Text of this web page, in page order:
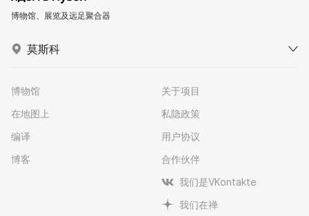
博物馆、展览及远足聚合器
莫斯科
博物馆
在地图上
编译
博客
关于项目
私隐政策
用户协议
合作伙伴
我们是VKontakte
我们在禅